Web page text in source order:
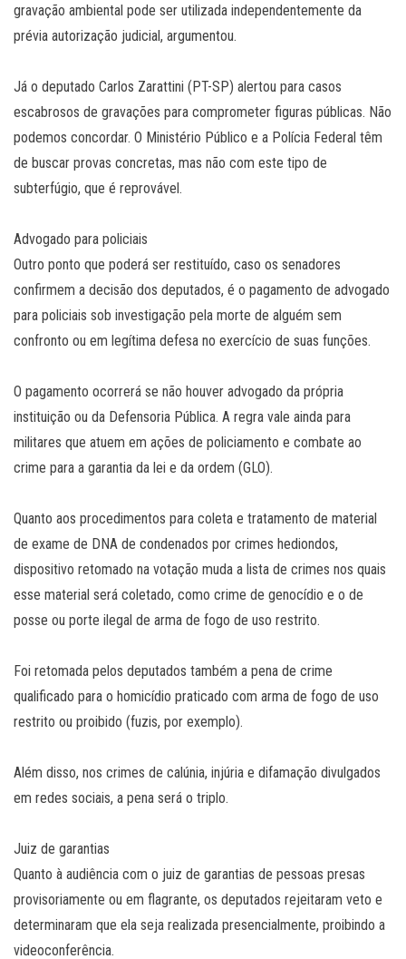
gravação ambiental pode ser utilizada independentemente da
prévia autorização judicial, argumentou.
Já o deputado Carlos Zarattini (PT-SP) alertou para casos
escabrosos de gravações para comprometer figuras públicas. Não
podemos concordar. O Ministério Público e a Polícia Federal têm
de buscar provas concretas, mas não com este tipo de
subterfúgio, que é reprovável.
Advogado para policiais
Outro ponto que poderá ser restituído, caso os senadores
confirmem a decisão dos deputados, é o pagamento de advogado
para policiais sob investigação pela morte de alguém sem
confronto ou em legítima defesa no exercício de suas funções.
O pagamento ocorrerá se não houver advogado da própria
instituição ou da Defensoria Pública. A regra vale ainda para
militares que atuem em ações de policiamento e combate ao
crime para a garantia da lei e da ordem (GLO).
Quanto aos procedimentos para coleta e tratamento de material
de exame de DNA de condenados por crimes hediondos,
dispositivo retomado na votação muda a lista de crimes nos quais
esse material será coletado, como crime de genocídio e o de
posse ou porte ilegal de arma de fogo de uso restrito.
Foi retomada pelos deputados também a pena de crime
qualificado para o homicídio praticado com arma de fogo de uso
restrito ou proibido (fuzis, por exemplo).
Além disso, nos crimes de calúnia, injúria e difamação divulgados
em redes sociais, a pena será o triplo.
Juiz de garantias
Quanto à audiência com o juiz de garantias de pessoas presas
provisoriamente ou em flagrante, os deputados rejeitaram veto e
determinaram que ela seja realizada presencialmente, proibindo a
videoconferência.